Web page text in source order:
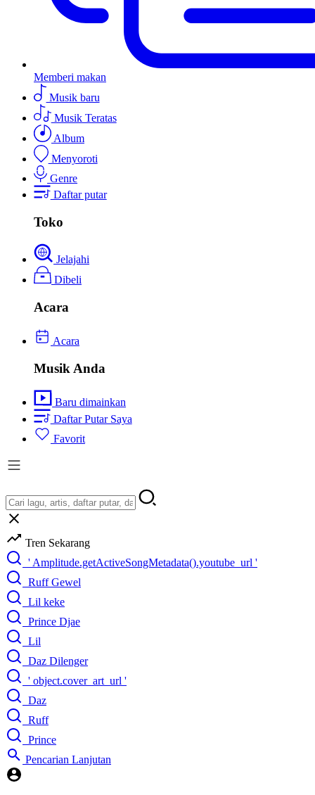
Memberi makan
Musik baru
Musik Teratas
Album
Menyoroti
Genre
Daftar putar
Toko
Jelajahi
Dibeli
Acara
Acara
Musik Anda
Baru dimainkan
Daftar Putar Saya
Favorit
Tren Sekarang
' Amplitude.getActiveSongMetadata().youtube_url '
Ruff Gewel
Lil keke
Prince Djae
Lil
Daz Dilenger
' object.cover_art_url '
Daz
Ruff
Prince
Pencarian Lanjutan